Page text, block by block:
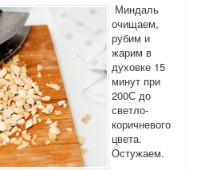
Миндаль
очищаем,
рубим и
жарим в
духовке 15
минут при
200С до
светло-
коричневого
цвета.
Остужаем.